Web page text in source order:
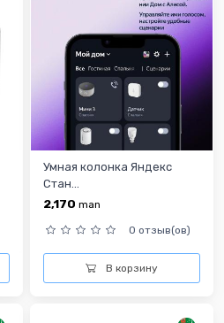
Умная колонка Яндекс
Стан...
2,170 man
0 отзыв(ов)
В корзину